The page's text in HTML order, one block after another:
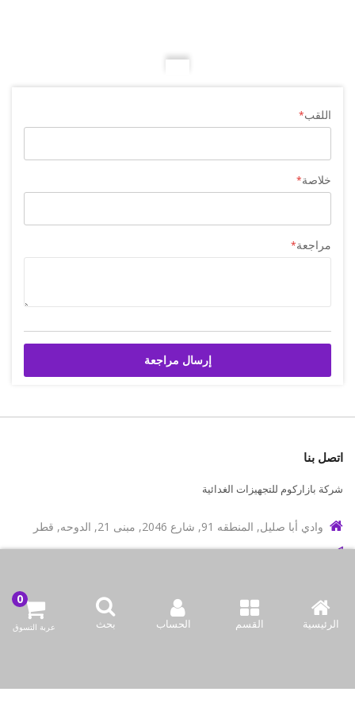
الرئيسية القسم الحساب بحث عربة التسوق
اللقب
خلاصة
مراجعة
إرسال مراجعة
اتصل بنا
شركة بازاركوم للتجهيزات الغدائية
وادي أبا صليل, المنطقه 91, شارع 2046, مبنى 21, الدوحه, قطر
info@bazaar.com.qa
سياسة المتجر